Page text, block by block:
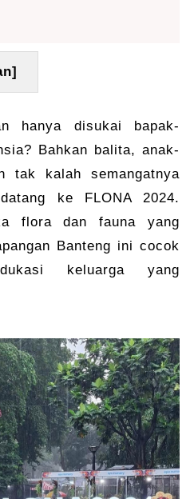
]
hanya disukai bapak-
Bahkan balita, anak-
tak kalah semangatnya
datang ke FLONA 2024.
flora dan fauna yang
Banteng ini cocok
keluarga yang